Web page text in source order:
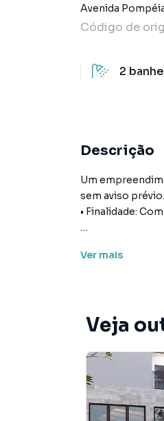
Avenida
Código de
2
Descrição
Um
sem aviso
• Finalidade:
A Correteria
terrenos, lojas
lançamentos
milhares de
Negocie seu
Ver mais
Veja